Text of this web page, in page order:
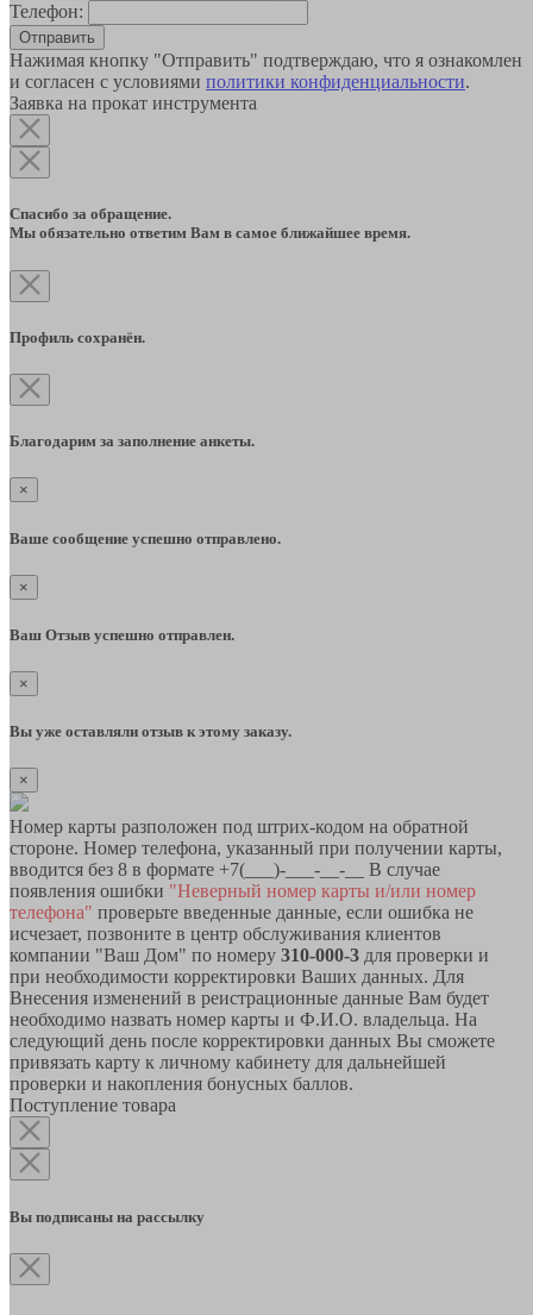
Телефон:
Отправить
Нажимая кнопку "Отправить" подтверждаю, что я ознакомлен
и согласен с условиями политики конфиденциальности.
Заявка на прокат инструмента
Спасибо за обращение.
Мы обязательно ответим Вам в самое ближайшее время.
Профиль сохранён.
Благодарим за заполнение анкеты.
×
Ваше сообщение успешно отправлено.
×
Ваш Отзыв успешно отправлен.
×
Вы уже оставляли отзыв к этому заказу.
×
Номер карты разположен под штрих-кодом на обратной
стороне. Номер телефона, указанный при получении карты,
вводится без 8 в формате +7(___)-___-__-__ В случае
появления ошибки "Неверный номер карты и/или номер
телефона" проверьте введенные данные, если ошибка не
исчезает, позвоните в центр обслуживания клиентов
компании "Ваш Дом" по номеру 310-000-3 для проверки и
при необходимости корректировки Ваших данных. Для
Внесения изменений в реистрационные данные Вам будет
необходимо назвать номер карты и Ф.И.О. владельца. На
следующий день после корректировки данных Вы сможете
привязать карту к личному кабинету для дальнейшей
проверки и накопления бонусных баллов.
Поступление товара
Вы подписаны на рассылку